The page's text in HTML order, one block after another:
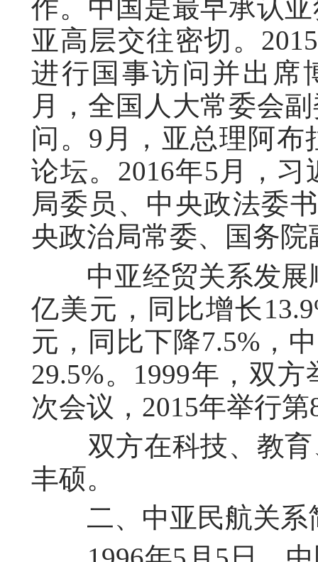
作。中国是最早承认
亚高层交往密切。
进行国事访问并出席
月，全国人大常委会
问。9月，亚总理阿布
论坛。2016年5月，
局委员、中央政法委
央政治局常委、国务
中亚经贸关系发展
亿美元，同比增长
元，同比下降7.5%，
29.5%。1999年，双
次会议，2015年举行
双方在科技、教育
丰硕。
二、中亚民航关系